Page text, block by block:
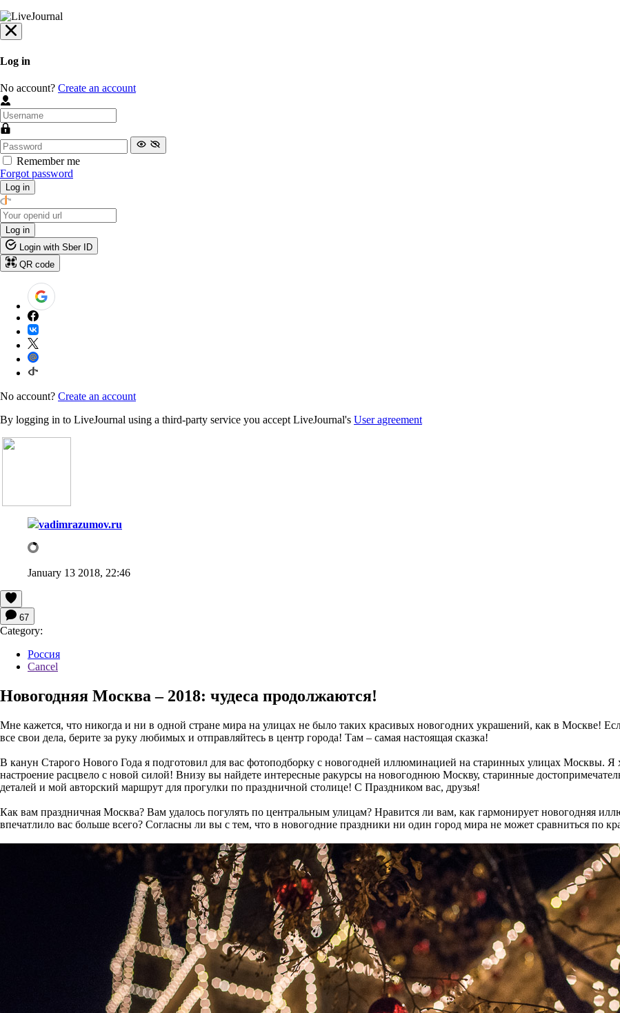
Log in
No account? Create an account
Remember me
Forgot password
Log in
Log in
Login with Sber ID
QR code
No account? Create an account
By logging in to LiveJournal using a third-party service you accept LiveJournal's User agreement
vadimrazumov.ru
January 13 2018, 22:46
67
Category:
Россия
Cancel
Новогодняя Москва – 2018: чудеса продолжаются!
Мне кажется, что никогда и ни в одной стране мира на улицах не было таких красивых новогодних украшений, как в Москве!
все свои дела, берите за руку любимых и отправляйтесь в центр города! Там – самая настоящая сказка!
В канун Старого Нового Года я подготовил для вас фотоподборку с новогодней иллюминацией на старинных улицах Москвы. Я
настроение расцвело с новой силой! Внизу вы найдете интересные ракурсы на новогоднюю Москву, старинные
деталей и мой авторский маршрут для прогулки по праздничной столице! С Праздником вас, друзья!
Как вам праздничная Москва? Вам удалось погулять по центральным улицам? Нравится ли вам, как гармонирует новогодняя
впечатлило вас больше всего? Согласны ли вы с тем, что в новогодние праздники ни один город мира не может сравниться по